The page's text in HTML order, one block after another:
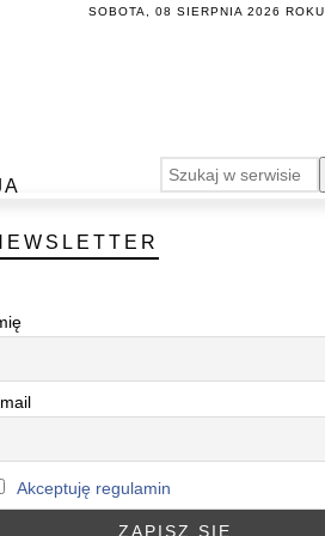
SOBOTA, 08 SIERPNIA 2026 ROKU.
Akceptuję regulamin